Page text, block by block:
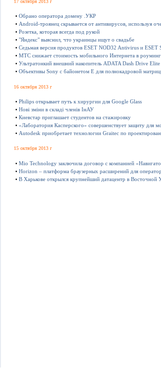
17 октября 2013 г
• Обрано оператора домену .УКР
• Android-троянец скрывается от антивирусов, используя
• Розетка, которая всегда под рукой
• "Яндекс" выяснил, что украинцы ищут о свадьбе
• Седьмая версия продуктов ESET NOD32 Antivirus и ESET
• МТС снижает стоимость мобильного Интернета в
• Ультратонкий внешний накопитель ADATA Dash Drive Elite
• Объективы Sony с байонетом E для полнокадровой
16 октября 2013 г
• Philips открывает путь к хирургии для Google Glass
• Нові зміни в складі членів ІнАУ
• Киевстар приглашает студентов на стажировку
• «Лаборатория Касперского» совершенствует защиту для
• Autodesk приобретает технологии Graitec по
15 октября 2013 г
• Mio Technology заключила договор с компанией
• Horizon – платформа браузерных расширений для
• В Харькове открылся крупнейший датацентр в Восточной